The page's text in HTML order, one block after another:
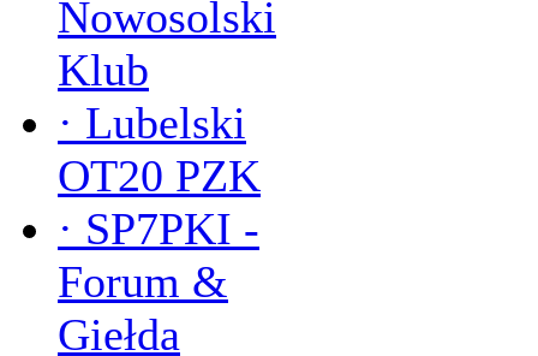
Nowosolski
Klub
· Lubelski
OT20 PZK
· SP7PKI -
Forum &
Giełda